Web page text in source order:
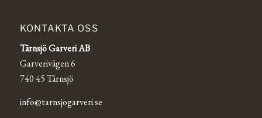
KONTAKTA OSS
Tärnsjö Garveri AB
Garverivägen 6
740 45 Tärnsjö
info@tarnsjogarveri.se